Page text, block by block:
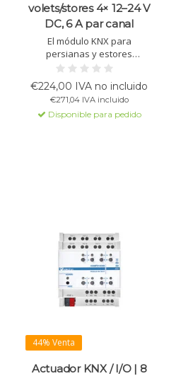
volets/stores 4× 12–24 V
DC, 6 A par canal
El módulo KNX para
persianas y estores
BI04F01KNX dispone de 4
salidas para motores de 12–
24 V DC, cada una con
capacidad de 6 A. Adecuado
para persianas, estores y
€224,00 IVA no incluido
€271,04 IVA incluido
Disponible para pedido
44% Venta
Actuador KNX / I/O | 8